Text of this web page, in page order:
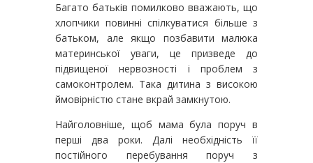
Багато батьків помилково вважають, що
хлопчики повинні спілкуватися більше з
батьком, але якщо позбавити малюка
материнської уваги, це призведе до
підвищеної нервозності і проблем з
самоконтролем. Така дитина з високою
ймовірністю стане вкрай замкнутою.
Найголовніше, щоб мама була поруч в
перші два роки. Далі необхідність її
постійного перебування поруч з